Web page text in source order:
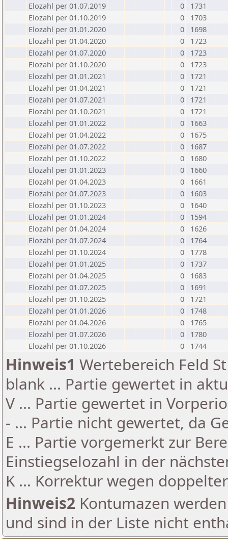
Elozahl per 01.07.2019
0
1731
Elozahl per 01.10.2019
0
1703
Elozahl per 01.01.2020
0
1698
Elozahl per 01.04.2020
0
1723
Elozahl per 01.07.2020
0
1723
Elozahl per 01.10.2020
0
1723
Elozahl per 01.01.2021
0
1721
Elozahl per 01.04.2021
0
1721
Elozahl per 01.07.2021
0
1721
Elozahl per 01.10.2021
0
1721
Elozahl per 01.01.2022
0
1663
Elozahl per 01.04.2022
0
1675
Elozahl per 01.07.2022
0
1687
Elozahl per 01.10.2022
0
1680
Elozahl per 01.01.2023
0
1660
Elozahl per 01.04.2023
0
1661
Elozahl per 01.07.2023
0
1603
Elozahl per 01.10.2023
0
1640
Elozahl per 01.01.2024
0
1594
Elozahl per 01.04.2024
0
1626
Elozahl per 01.07.2024
0
1764
Elozahl per 01.10.2024
0
1778
Elozahl per 01.01.2025
0
1737
Elozahl per 01.04.2025
0
1683
Elozahl per 01.07.2025
0
1691
Elozahl per 01.10.2025
0
1721
Elozahl per 01.01.2026
0
1748
Elozahl per 01.04.2026
0
1765
Elozahl per 01.07.2026
0
1780
Elozahl per 01.10.2026
0 1744
Hinweis1 Wertebereich Feld
blank ... Partie gewertet in
V ... Partie gewertet in
- ... Partie nicht gewertet, da
E ... Partie vorgemerkt zur
Einstiegselozahl in der
K ... Korrektur wegen
Hinweis2 Kontumazen
und sind in der Liste nicht